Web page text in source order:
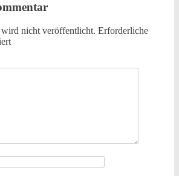
nicht veröffentlicht. Erforderliche